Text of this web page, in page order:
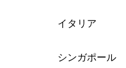
イタリア
シンガポール